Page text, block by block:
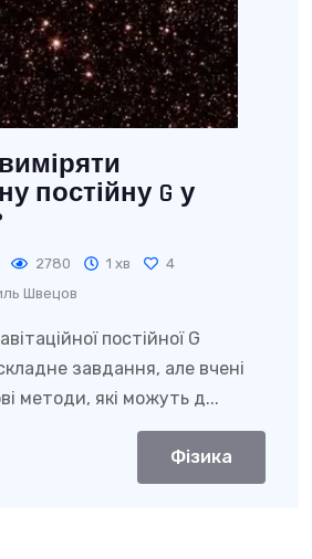
постійну G у
2780 1 хв
4
Швецов
постійної G
завдання, але вчені
методи, які можуть д...
Фізика